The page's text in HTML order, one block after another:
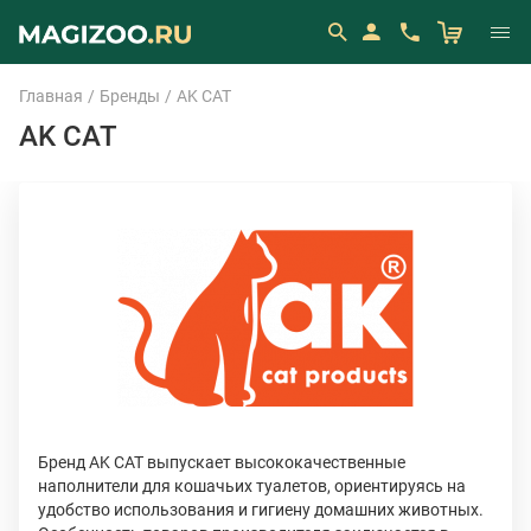
Главная Бренды AK CAT
AK CAT
Бренд AK CAT выпускает высококачественные
наполнители для кошачьих туалетов, ориентируясь на
удобство использования и гигиену домашних животных.